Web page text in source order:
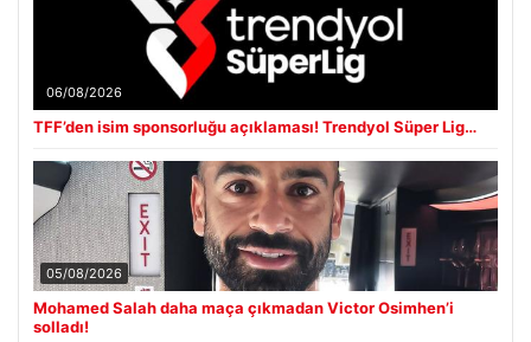
06/08/2026
TFF’den isim sponsorluğu açıklaması! Trendyol Süper Lig…
05/08/2026
Mohamed Salah daha maça çıkmadan Victor Osimhen’i
solladı!